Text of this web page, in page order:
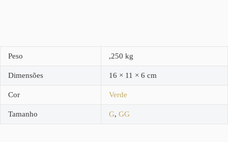
Peso ,250 kg
Dimensões 16 × 11 × 6 cm
Cor Verde
Tamanho G, GG